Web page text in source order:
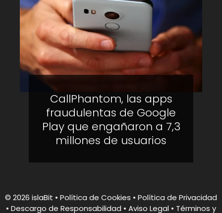
CallPhantom, las apps
fraudulentas de Google
Play que engañaron a 7,3
millones de usuarios
© 2026 islaBit • Política de Cookies • Política de Privacidad
• Descargo de Responsabilidad • Aviso Legal • Términos y